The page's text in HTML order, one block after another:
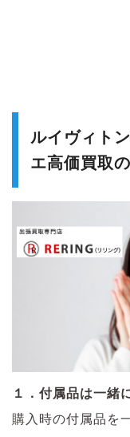
ルイヴィト
エ高価買取
１．付属品は一緒
購入時の付属品を